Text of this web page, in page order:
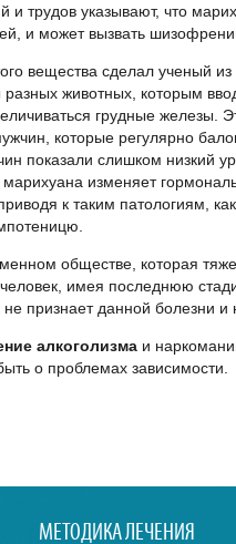
и трудов указывают, что
и может вызвать
вещества сделал ученый
животных, которым
грудные железы.
которые регулярно
показали слишком низкий
изменяет
к таким патологиям,
обществе, которая
имея последнюю
не признает данной болезни
алкоголизма и
о проблемах зависимости.
МЕТОДИКА ЛЕЧЕНИЯ